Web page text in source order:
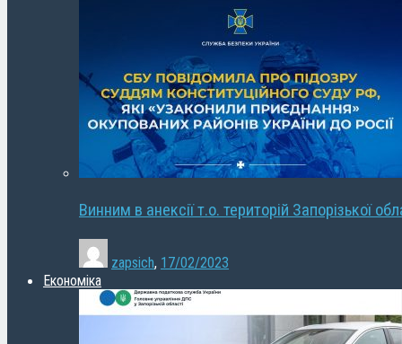
Винним в анексії т.о. територій Запорізької
zapsich, 17/02/2023
Економіка